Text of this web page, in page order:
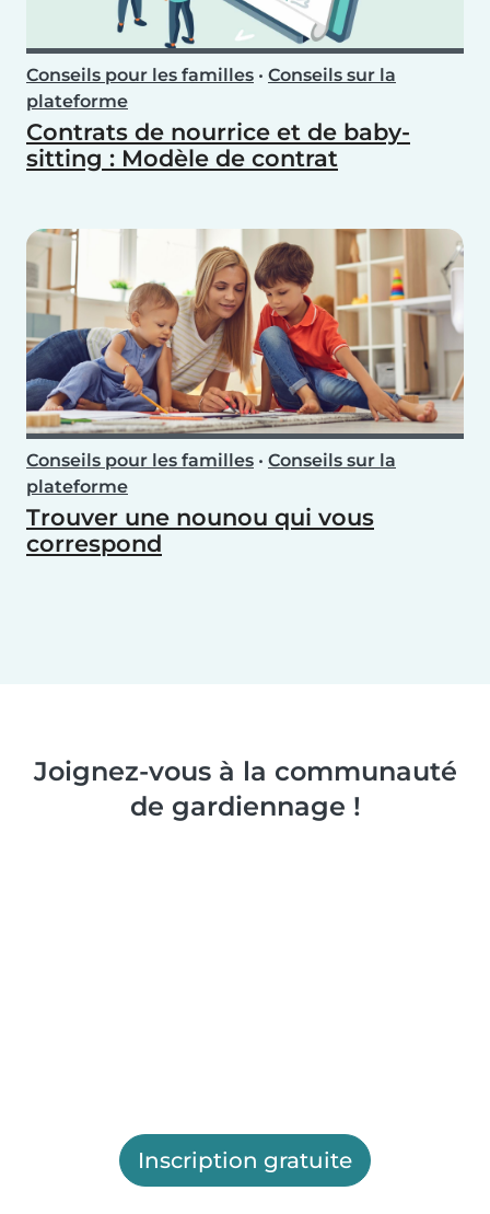
Conseils pour les familles • Conseils sur la
plateforme
Contrats de nourrice et de baby-
sitting : Modèle de contrat
Conseils pour les familles • Conseils sur la
plateforme
Trouver une nounou qui vous
correspond
Joignez-vous à la communauté
de gardiennage !
Inscription gratuite